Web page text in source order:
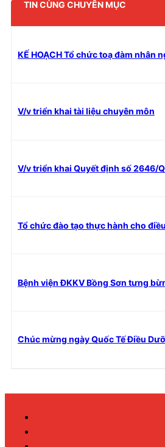
TIN CÙNG CHUYÊN MỤC
KẾ HOẠCH Tổ chức toạ đàm nhân
V/v triển khai tài liệu chuyên môn
V/v triển khai Quyết định số 2646/
Tổ chức đào tạo thực hành cho
Bệnh viện ĐKKV Bồng Sơn tưng
Chúc mừng ngày Quốc Tế Điều